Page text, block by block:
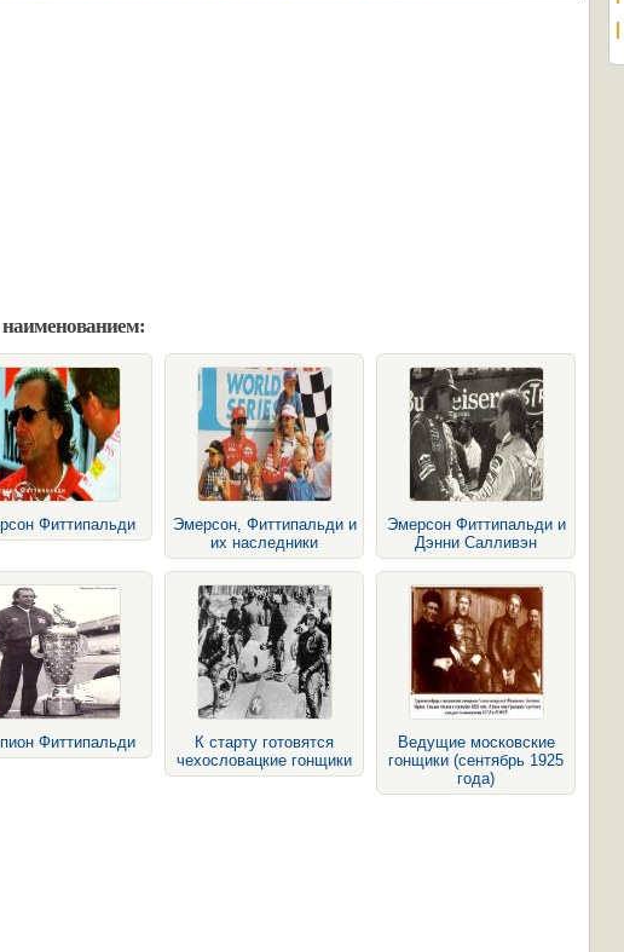
Фиттипальди
Эмерсон, Фиттипальди и
их наследники
Эмерсон Фиттипальди и
Дэнни Салливэн
Фиттипальди
К старту готовятся
чехословацкие гонщики
Ведущие московские
гонщики (сентябрь 1925
года)